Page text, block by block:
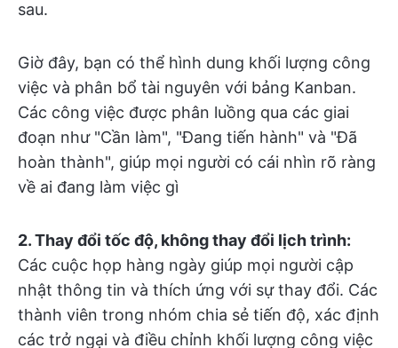
sau.
Giờ đây, bạn có thể hình dung khối lượng công
việc và phân bổ tài nguyên với bảng Kanban.
Các công việc được phân luồng qua các giai
đoạn như "Cần làm", "Đang tiến hành" và "Đã
hoàn thành", giúp mọi người có cái nhìn rõ ràng
về ai đang làm việc gì
2. Thay đổi tốc độ, không thay đổi lịch trình:
Các cuộc họp hàng ngày giúp mọi người cập
nhật thông tin và thích ứng với sự thay đổi. Các
thành viên trong nhóm chia sẻ tiến độ, xác định
các trở ngại và điều chỉnh khối lượng công việc